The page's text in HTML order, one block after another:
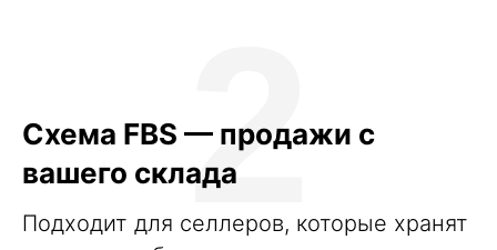
Схема FBS — продажи с
вашего склада
Подходит для селлеров, которые хранят
2